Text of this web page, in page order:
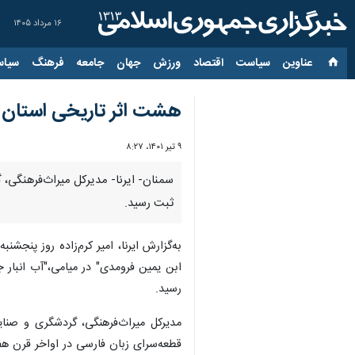
۱۶ مرداد ۱۴۰۵
عناوین‌ سیاست اقتصاد ورزش جهان جامعه فرهنگ
هشت اثر تاریخی
۹ تیر ۱۴۰۱، ۸:۲۷